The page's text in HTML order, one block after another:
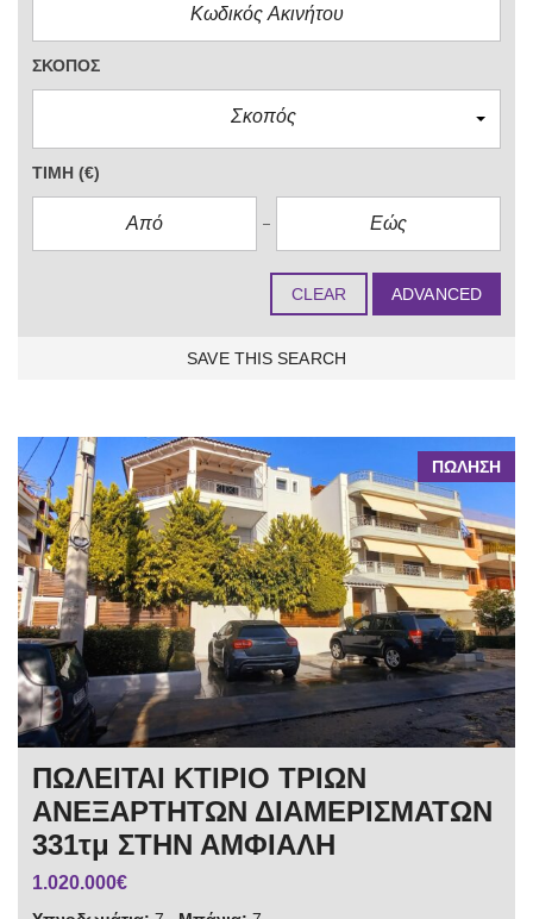
ΣΚΟΠΌΣ
Σκοπός
ΤΙΜΉ (€)
CLEAR ADVANCED
SAVE THIS SEARCH
ΠΩΛΗΣΗ
ΠΩΛΕΙΤΑΙ ΚΤΙΡΙΟ ΤΡΙΩΝ
ΑΝΕΞΑΡΤΗΤΩΝ ΔΙΑΜΕΡΙΣΜΑΤΩΝ
331τμ ΣΤΗΝ ΑΜΦΙΑΛΗ
1.020.000€